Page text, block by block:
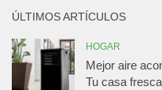
ÚLTIMOS ARTÍCULOS
HOGAR
Mejor aire
Tu casa